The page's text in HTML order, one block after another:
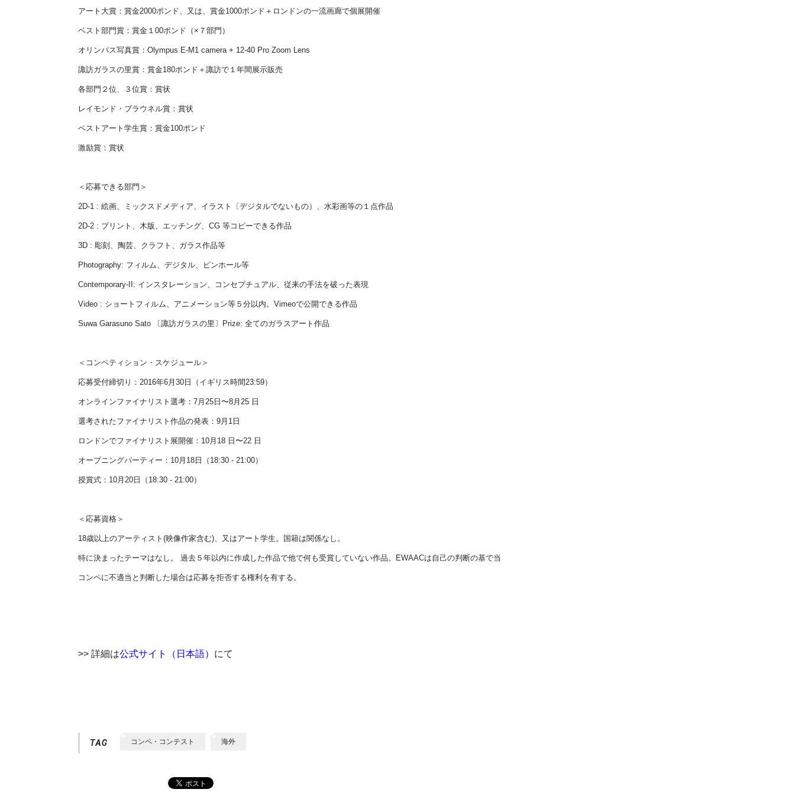
アート大賞：賞金2000ポンド、又は、賞金1000ポンド＋ロンドンの一流画廊で個展開催
ベスト部門賞：賞金１00ポンド（×７部門）
オリンパス写真賞：Olympus E-M1 camera + 12-40 Pro Zoom Lens
諏訪ガラスの里賞：賞金180ポンド＋諏訪で１年間展示販売
各部門２位、３位賞：賞状
レイモンド・ブラウネル賞：賞状
ベストアート学生賞：賞金100ポンド
激励賞：賞状
＜応募できる部門＞
2D-1 : 絵画、ミックスドメディア、イラスト〔デジタルでないもの）、水彩画等の１点作品
2D-2 : プリント、木版、エッチング、CG 等コピーできる作品
3D : 彫刻、陶芸、クラフト、ガラス作品等
Photography: フィルム、デジタル、ピンホール等
Contemporary-II: インスタレーション、コンセプチュアル、従来の手法を破った表現
Video : ショートフィルム、アニメーション等５分以内。Vimeoで公開できる作品
Suwa Garasuno Sato 〔諏訪ガラスの里〕Prize: 全てのガラスアート作品
＜コンペティション・スケジュール＞
応募受付締切り：2016年6月30日（イギリス時間23:59）
オンラインファイナリスト選考：7月25日〜8月25 日
選考されたファイナリスト作品の発表：9月1日
ロンドンでファイナリスト展開催：10月18 日〜22 日
オープニングパーティー：10月18日（18:30 - 21:00）
授賞式：10月20日（18:30 - 21:00）
＜応募資格＞
18歳以上のアーティスト(映像作家含む)、又はアート学生。国籍は関係なし。
特に決まったテーマはなし。 過去５年以内に作成した作品で他で何も受賞していない作品。EWAACは自己の判断の基で当
コンペに不適当と判断した場合は応募を拒否する権利を有する。
>> 詳細は公式サイト（日本語） にて
コンペ・コンテスト 海外